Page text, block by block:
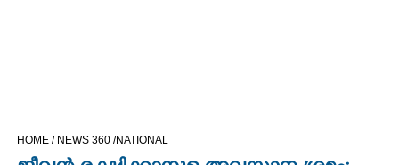
CINEMA
HOME / NEWS 360 /NATIONAL